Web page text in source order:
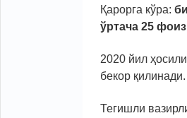
Қарорга кўра:
ўртача 25
2020 йил
бекор қилинади.
Тегишли